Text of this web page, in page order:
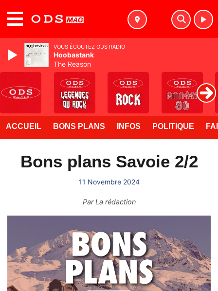
ACCUEIL BONS PLANS INFOS POLITIQUE
Bons plans Savoie 2/2
11 Novembre 2024
ParLa rédaction
VOUS ÉCOUTEZ ODS RADIO
Hoobastank
The Reason